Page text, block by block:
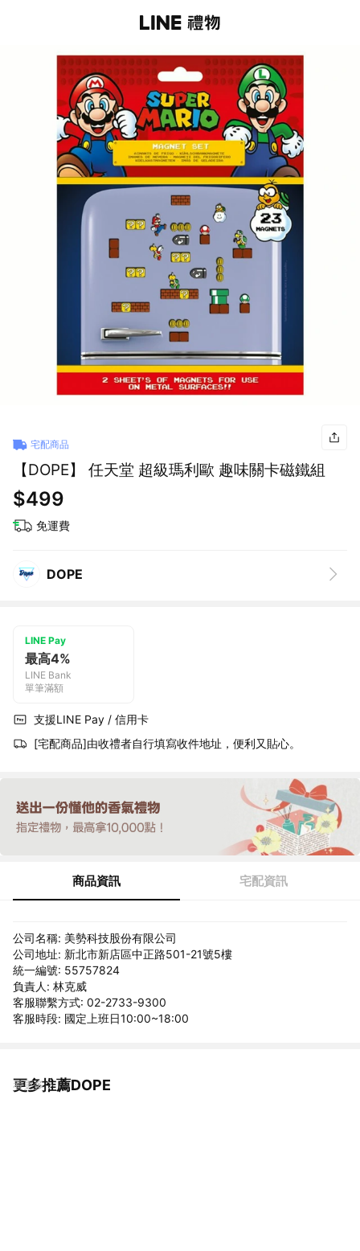
宅配商品
【DOPE】 任天堂 超級瑪利歐 趣味關卡磁鐵組
$499
免運費
DOPE
LINE Pay
最高4%
LINE Bank
單筆滿額
支援LINE Pay / 信用卡
[宅配商品]由收禮者自行填寫收件地址，便利又貼心。
商品資訊 宅配資訊
公司名稱: 美勢科技股份有限公司
公司地址: 新北市新店區中正路501-21號5樓
統一編號: 55757824
負責人: 林克威
客服聯繫方式: 02-2733-9300
客服時段: 國定上班日10:00~18:00
更多推薦DOPE
看更多